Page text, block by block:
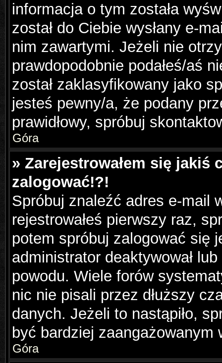
informacja o tym została
został do Ciebie wysłany e-
nim zawartymi. Jeżeli nie
prawdopodobnie podałeś/aś
został zaklasyfikowany jako
jesteś pewny/a, że podany
prawidłowy, spróbuj
Góra
» Zarejestrowałem się jakiś
zalogować!?!
Spróbuj znaleźć adres e-mail
rejestrowałeś pierwszy raz,
potem spróbuj zalogować się
administrator deaktywował
powodu. Wiele forów
nic nie pisali przez dłuższy
danych. Jeżeli to nastąpiło,
być bardziej zaangażowanym
Góra